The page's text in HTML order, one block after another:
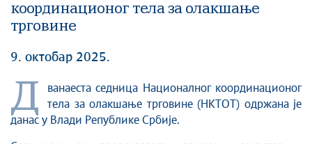
координационог тела за олакшање
трговине
9. октобар 2025.
Д
ванаеста седница Националног координационог
тела за олакшање трговине (НКТОТ) одржана је
данас у Влади Републике Србије.